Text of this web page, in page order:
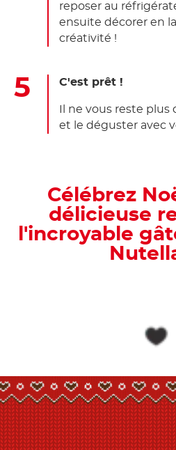
reposer au
ensuite décorer en
créativité !
C'est prêt !
Il ne vous reste plus
et le déguster avec
Célébrez
délicieuse
l'incroyable